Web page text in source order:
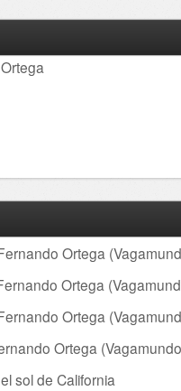
Ortega
Ortega
Ortega
Ortega
sol de California